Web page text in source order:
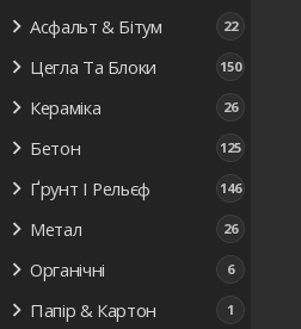
Асфальт & Бітум 22
Цегла Та Блоки 150
Кераміка 26
Бетон 125
Ґрунт І Рельєф 146
Метал 26
Органічні 6
Папір & Картон 1